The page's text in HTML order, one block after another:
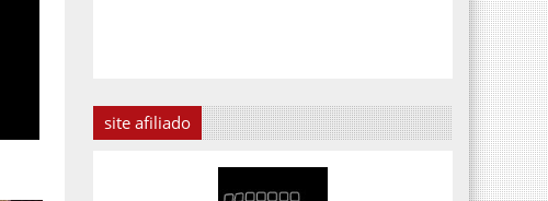
site afiliado